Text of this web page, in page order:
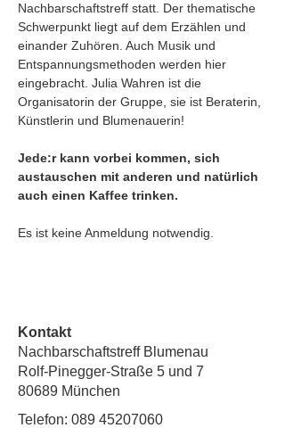
Nachbarschaftstreff statt. Der thematische
Schwerpunkt liegt auf dem Erzählen und
einander Zuhören. Auch Musik und
Entspannungsmethoden werden hier
eingebracht. Julia Wahren ist die
Organisatorin der Gruppe, sie ist Beraterin,
Künstlerin und Blumenauerin!
Jede:r kann vorbei kommen, sich
austauschen mit anderen und natürlich
auch einen Kaffee trinken.
Es ist keine Anmeldung notwendig.
Kontakt
Nachbarschaftstreff Blumenau
Rolf-Pinegger-Straße 5 und 7
80689 München
Telefon: 089 45207060